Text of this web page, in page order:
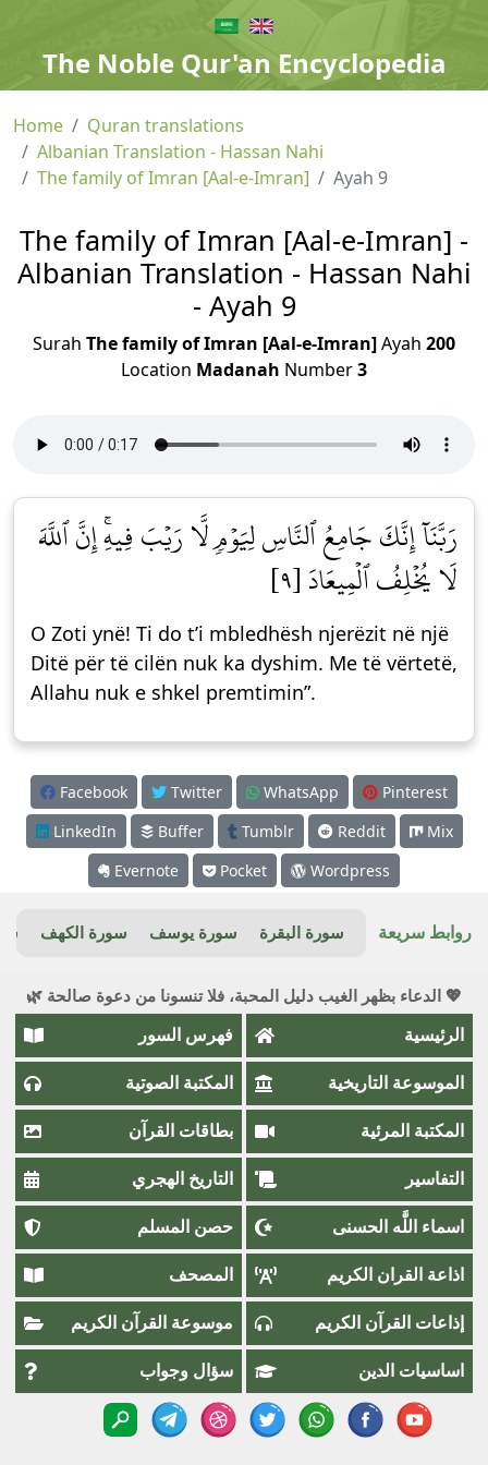
The Noble Qur'an Encyclopedia
Home
Quran translations
Albanian Translation - Hassan Nahi
The family of Imran [Aal-e-Imran]
Ayah 9
The family of Imran [Aal-e-Imran] -
Albanian Translation - Hassan Nahi
- Ayah 9
Surah The family of Imran [Aal-e-Imran]Ayah 200
Location Madanah Number3
رَبَّنَآ إِنَّكَ جَامِعُ ٱلنَّاسِ لِيَوۡمٖ لَّا رَيۡبَ فِيهِۚ إِنَّ ٱللَّهَ
لَا يُخۡلِفُ ٱلۡمِيعَادَ [٩]
O Zoti ynë! Ti do t’i mbledhësh njerëzit në një
Ditë për të cilën nuk ka dyshim. Me të vërtetë,
Allahu nuk e shkel premtimin”.
Facebook Twitter WhatsApp
Pinterest
LinkedIn
Buffer Tumblr Reddit
Mix
Evernote
Pocket Wordpress
روابط سريعة سورة البقرة سورة يوسف سورة الكهف
💖 الدعاء بظهر الغيب دليل المحبة، فلا تنسونا من دعوة صالحة 🌿
الرئيسية فهرس السور
الموسوعة التاريخية المكتبة الصوتية
المكتبة المرئية بطاقات القرآن
التفاسير التاريخ الهجري
اسماء اللَّٰه الحسنى حصن المسلم
اذاعة القران الكريم المصحف
إذاعات القرآن الكريم موسوعة القرآن الكريم
اساسيات الدين سؤال وجواب